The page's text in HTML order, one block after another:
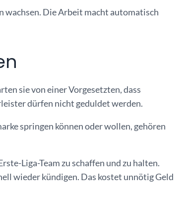
wachsen. Die Arbeit macht automatisch
sie von einer Vorgesetzten, dass
dürfen nicht geduldet werden.
springen können oder wollen, gehören
Liga-Team zu schaffen und zu halten.
wieder kündigen. Das kostet unnötig Geld